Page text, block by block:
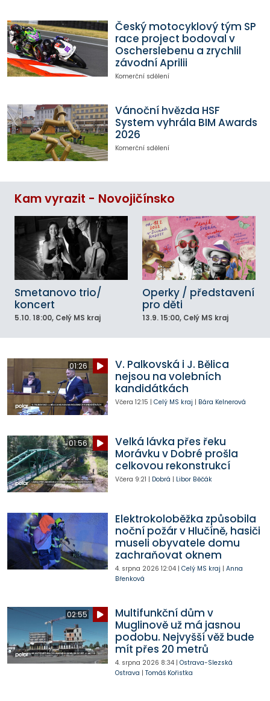
Český motocyklový tým SP
race project bodoval v
Oscherslebenu a zrychlil
závodní Aprilii
Komerční sdělení
Vánoční hvězda HSF
System vyhrála BIM Awards
2026
Komerční sdělení
Kam vyrazit - Novojičínsko
Smetanovo trio/
koncert
5.10. 18:00, Celý MS kraj
Operky / představení
pro děti
13.9. 15:00, Celý MS kraj
01:26
V. Palkovská i J. Bělica
nejsou na volebních
kandidátkách
Včera 12:15 | Celý MS kraj | Bára Kelnerová
01:56
Velká lávka přes řeku
Morávku v Dobré prošla
celkovou rekonstrukcí
Včera 9:21 | Dobrá | Libor Běčák
Elektrokoloběžka způsobila
noční požár v Hlučíně, hasiči
museli obyvatele domu
zachraňovat oknem
4. srpna 2026 12:04| Celý MS kraj | Anna
Břenková
02:55
Multifunkční dům v
Muglinově už má jasnou
podobu. Nejvyšší věž bude
mít přes 20 metrů
4. srpna 2026 8:34| Ostrava-Slezská
Ostrava | Tomáš Kořistka